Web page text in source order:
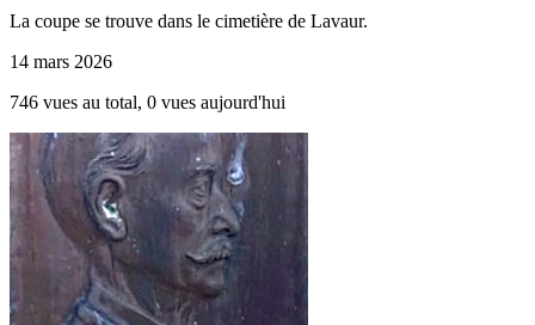
La coupe se trouve dans le cimetière de Lavaur.
14 mars 2026
746 vues au total, 0 vues aujourd'hui